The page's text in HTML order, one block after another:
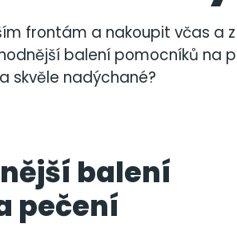
frontám a nakoupit včas a
balení pomocníků na
skvěle nadýchané?
balení
pečení